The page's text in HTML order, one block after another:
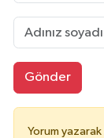
Gönder
Yorum yazarak